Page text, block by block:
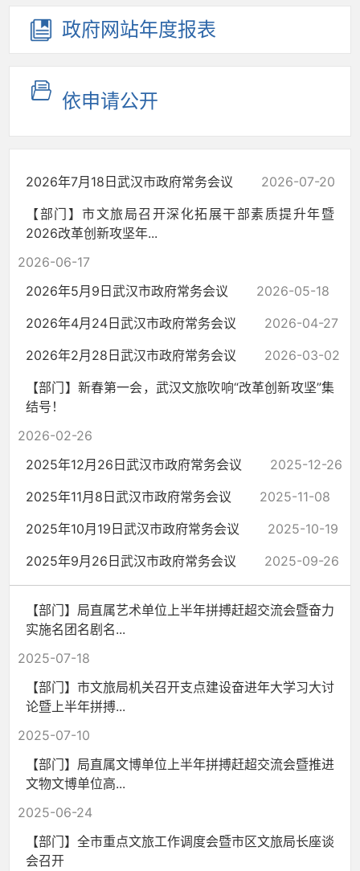
政府网站年度报表
依申请公开
2026年7月18日武汉市政府常务会议
2026-07-20
【部门】市文旅局召开深化拓展干部素质提升年暨
2026改革创新攻坚年...
2026-06-17
2026年5月9日武汉市政府常务会议
2026-05-18
2026年4月24日武汉市政府常务会议
2026-04-27
2026年2月28日武汉市政府常务会议
2026-03-02
【部门】新春第一会，武汉文旅吹响“改革创新攻坚”集
结号！
2026-02-26
2025年12月26日武汉市政府常务会议
2025-12-26
2025年11月8日武汉市政府常务会议
2025-11-08
2025年10月19日武汉市政府常务会议
2025-10-19
2025年9月26日武汉市政府常务会议
2025-09-26
【部门】局直属艺术单位上半年拼搏赶超交流会暨奋力
实施名团名剧名...
2025-07-18
【部门】市文旅局机关召开支点建设奋进年大学习大讨
论暨上半年拼搏...
2025-07-10
【部门】局直属文博单位上半年拼搏赶超交流会暨推进
文物文博单位高...
2025-06-24
【部门】全市重点文旅工作调度会暨市区文旅局长座谈
会召开